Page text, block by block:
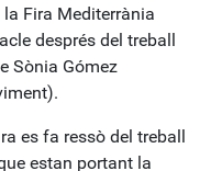
Fira Mediterrània
després del treball
Sònia Gómez
es fa ressò del treball
estan portant la